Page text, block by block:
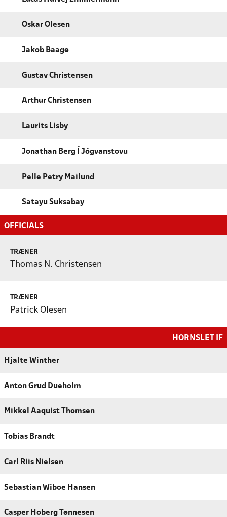
Oskar Olesen
Jakob Baagø
Gustav Christensen
Arthur Christensen
Laurits Lisby
Jonathan Berg Í Jógvanstovu
Pelle Petry Mailund
Satayu Suksabay
OFFICIALS
TRÆNER
Thomas N. Christensen
TRÆNER
Patrick Olesen
HORNSLET IF
Hjalte Winther
Anton Grud Dueholm
Mikkel Aaquist Thomsen
Tobias Brandt
Carl Riis Nielsen
Sebastian Wiboe Hansen
Casper Hoberg Tønnesen